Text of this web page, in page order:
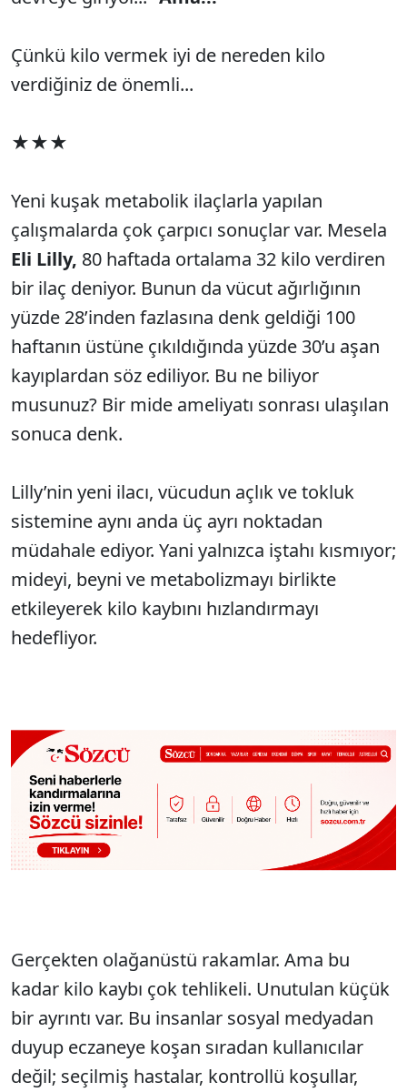
Çünkü kilo vermek iyi de nereden kilo
verdiğiniz de önemli...
★★★
Yeni kuşak metabolik ilaçlarla yapılan
çalışmalarda çok çarpıcı sonuçlar var. Mesela
Eli Lilly, 80 haftada ortalama 32 kilo verdiren
bir ilaç deniyor. Bunun da vücut ağırlığının
yüzde 28’inden fazlasına denk geldiği 100
haftanın üstüne çıkıldığında yüzde 30’u aşan
kayıplardan söz ediliyor. Bu ne biliyor
musunuz? Bir mide ameliyatı sonrası ulaşılan
sonuca denk.
Lilly’nin yeni ilacı, vücudun açlık ve tokluk
sistemine aynı anda üç ayrı noktadan
müdahale ediyor. Yani yalnızca iştahı kısmıyor;
mideyi, beyni ve metabolizmayı birlikte
etkileyerek kilo kaybını hızlandırmayı
hedefliyor.
Gerçekten olağanüstü rakamlar. Ama bu
kadar kilo kaybı çok tehlikeli. Unutulan küçük
bir ayrıntı var. Bu insanlar sosyal medyadan
duyup eczaneye koşan sıradan kullanıcılar
değil; seçilmiş hastalar, kontrollü koşullar,